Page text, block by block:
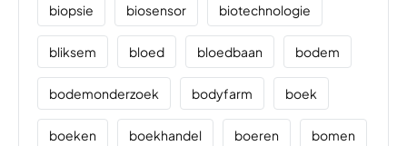
biopsie biosensor biotechnologie
bliksem bloed bloedbaan bodem
bodemonderzoek bodyfarm boek
boeken boekhandel boeren bomen